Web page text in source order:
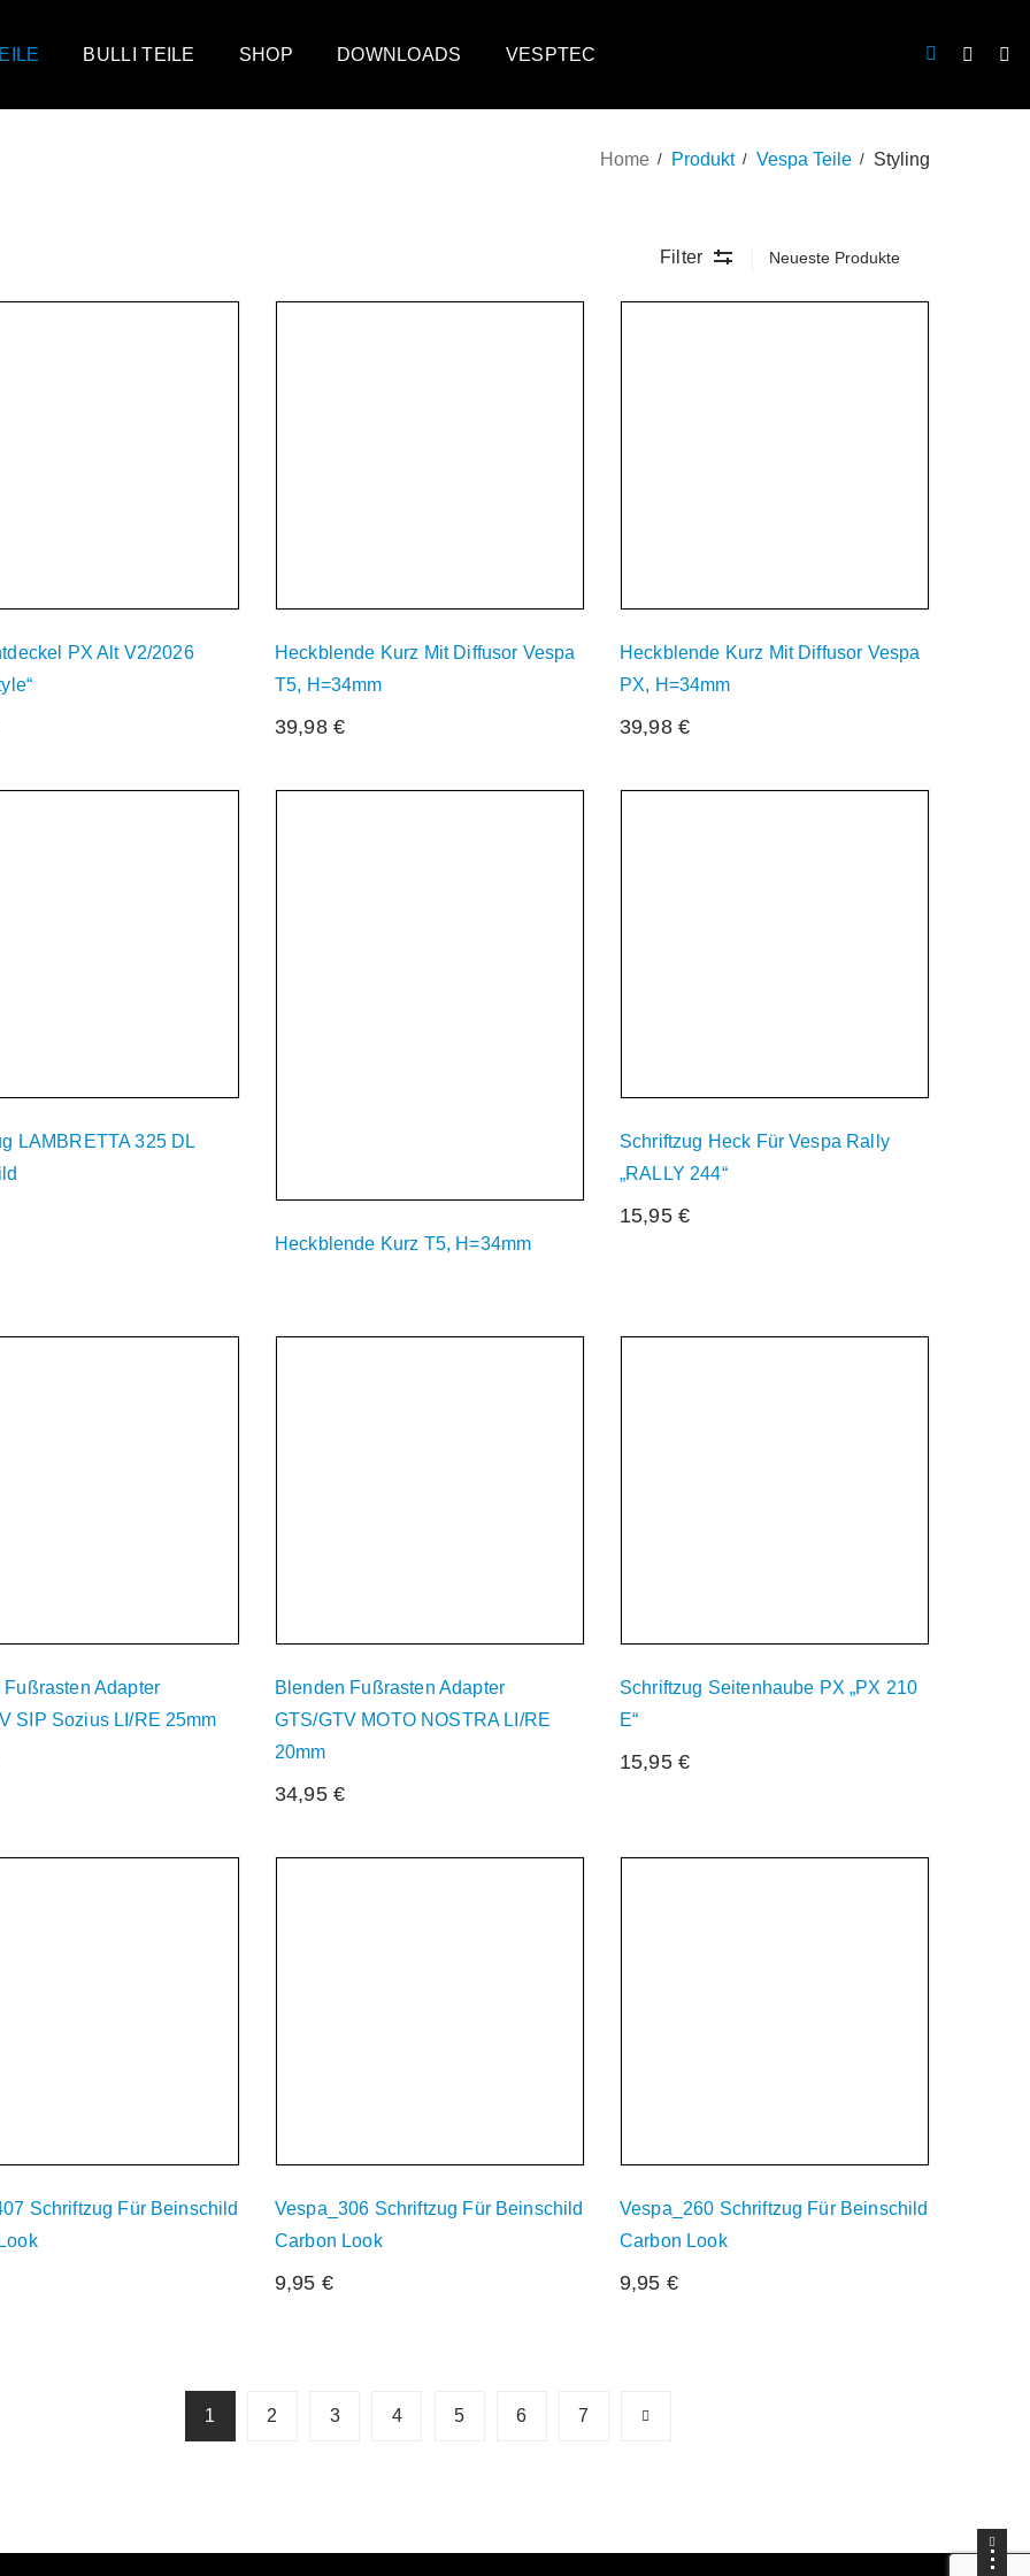
BULLI TEILE SHOP DOWNLOADS VESPTEC
Home Produkt Vespa Teile Styling
Filter
PX Alt V2/2026
Heckblende Kurz Mit Diffusor Vespa
T5, H=34mm
39,98 €
Heckblende Kurz Mit Diffusor Vespa
PX, H=34mm
39,98 €
LAMBRETTA 325 DL
Heckblende Kurz T5, H=34mm
Schriftzug Heck Für Vespa Rally
„RALLY 244“
15,95 €
Fußrasten Adapter
SIP Sozius LI/RE 25mm
Blenden Fußrasten Adapter
GTS/GTV MOTO NOSTRA LI/RE
20mm
34,95 €
Schriftzug Seitenhaube PX „PX 210
E“
15,95 €
Schriftzug Für Beinschild
Vespa_306 Schriftzug Für Beinschild
Carbon Look
9,95 €
Vespa_260 Schriftzug Für Beinschild
Carbon Look
9,95 €
1 2 3 4 5 6 7